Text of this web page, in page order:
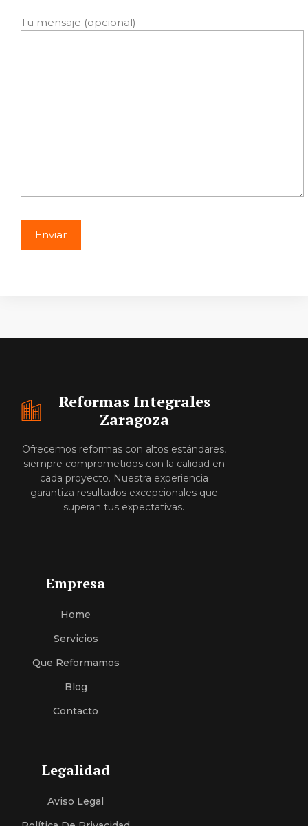
Tu mensaje (opcional)
Reformas Integrales
Zaragoza
Ofrecemos reformas con altos estándares,
siempre comprometidos con la calidad en
cada proyecto. Nuestra experiencia
garantiza resultados excepcionales que
superan tus expectativas.
Empresa
Home
ServiciOS
Que Reformamos
Blog
Contacto
Legalidad
Aviso Legal